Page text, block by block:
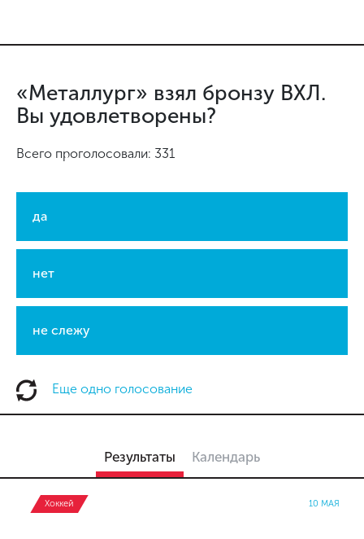
«Металлург» взял бронзу ВХЛ.
Вы удовлетворены?
Всего проголосовали: 331
да
нет
не слежу
Еще одно голосование
Результаты Календарь
Хоккей 10 МАЯ